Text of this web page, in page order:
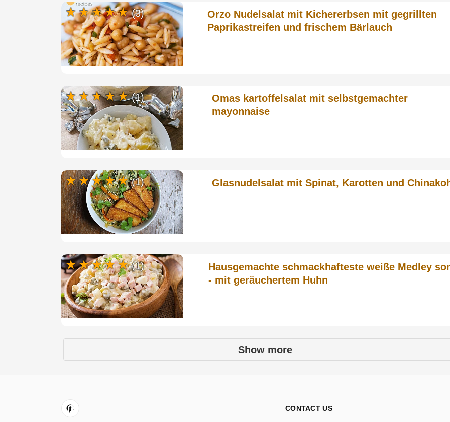
Orzo Nudelsalat mit Kichererbsen mit gegrillten
Paprikastreifen und frischem Bärlauch
(3)
Omas kartoffelsalat mit selbstgemachter
mayonnaise
(1)
Glasnudelsalat mit Spinat, Karotten und
(1)
Hausgemachte schmackhafteste weiße Medley
- mit geräuchertem Huhn
(1)
Show more
CONTACT US